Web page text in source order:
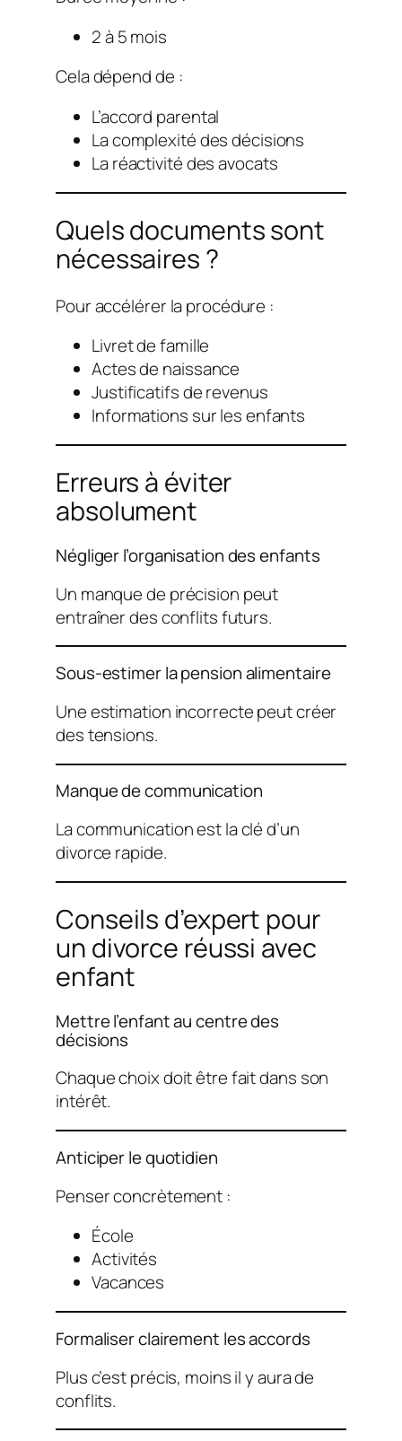
2 à 5 mois
Cela dépend de :
L’accord parental
La complexité des décisions
La réactivité des avocats
Quels documents sont
nécessaires ?
Pour accélérer la procédure :
Livret de famille
Actes de naissance
Justificatifs de revenus
Informations sur les enfants
Erreurs à éviter
absolument
Négliger l’organisation des enfants
Un manque de précision peut
entraîner des conflits futurs.
Sous-estimer la pension alimentaire
Une estimation incorrecte peut créer
des tensions.
Manque de communication
La communication est la clé d’un
divorce rapide.
Conseils d’expert pour
un divorce réussi avec
enfant
Mettre l’enfant au centre des
décisions
Chaque choix doit être fait dans son
intérêt.
Anticiper le quotidien
Penser concrètement :
École
Activités
Vacances
Formaliser clairement les accords
Plus c’est précis, moins il y aura de
conflits.